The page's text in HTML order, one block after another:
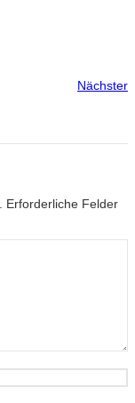
Nächster
Erforderliche Felder